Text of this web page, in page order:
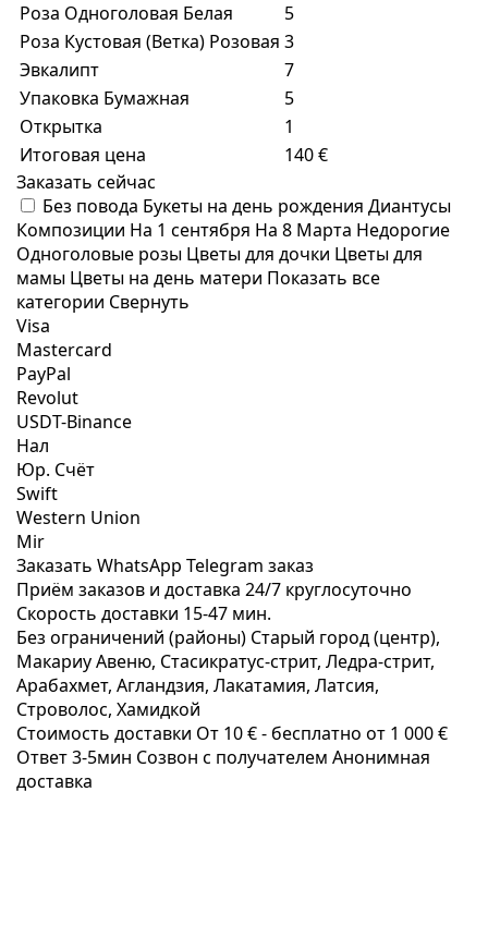
Роза Одноголовая Белая
5
Роза Кустовая (Ветка) Розовая 3
Эвкалипт
7
Упаковка Бумажная
5
Открытка
1
Итоговая цена
140 €
Заказать сейчас
Без повода Букеты на день рождения Диантусы
Композиции На 1 сентября На 8 Марта Недорогие
Одноголовые розы Цветы для дочки Цветы для
мамы Цветы на день матери Показать все
категории Свернуть
Visa
Mastercard
PayPal
Revolut
USDT-Binance
Нал
Юр. Счёт
Swift
Western Union
Mir
Заказать WhatsApp Telegram заказ
Приём заказов и доставка 24/7 круглосуточно
Скорость доставки 15-47 мин.
Без ограничений (районы) Старый город (центр),
Макариу Авеню, Стаcикратус-стрит, Ледра-стрит,
Арабахмет, Агландзия, Лакатамия, Латсия,
Строволос, Хамидкой
Стоимость доставки От 10 € - бесплатно от 1 000 €
Ответ 3-5мин Созвон с получателем Анонимная
доставка